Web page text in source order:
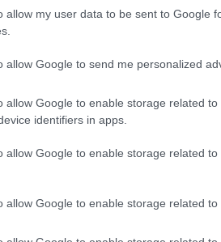
allow my user data to be sent to Google
allow Google to send me personalized
allow Google to enable storage related
identifiers in apps.
allow Google to enable storage related
allow Google to enable storage related to
la bontà al quadrato, colei che ti
è un atto di coraggio. Ma la
dimostrano alcune di queste
cui capacità di accoglienza le